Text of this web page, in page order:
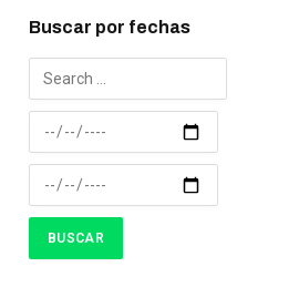
Buscar por fechas